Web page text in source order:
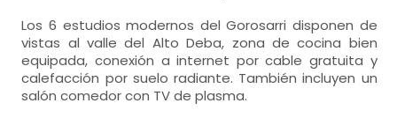
Los 6 estudios modernos del Gorosarri disponen de
vistas al valle del Alto Deba, zona de cocina bien
equipada, conexión a internet por cable gratuita y
calefacción por suelo radiante. También incluyen un
salón comedor con TV de plasma.